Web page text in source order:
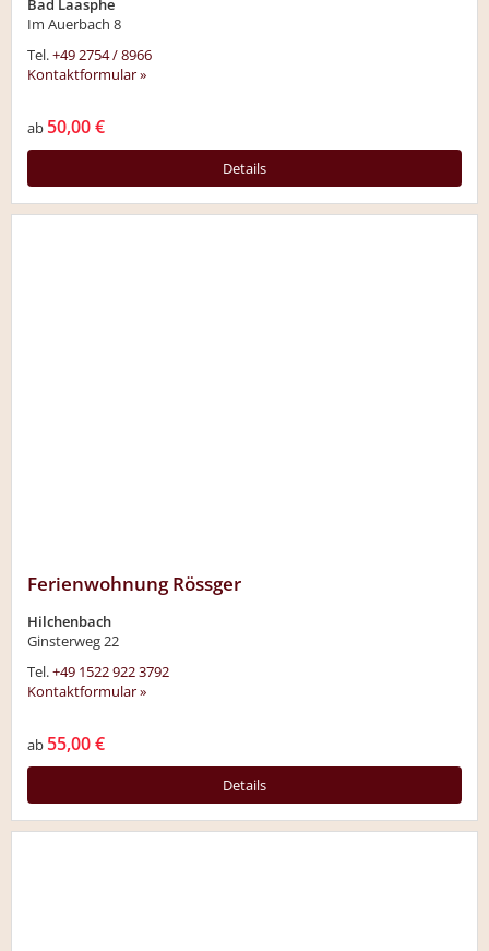
Bad Laasphe
Im Auerbach 8
Tel.+49 2754 / 8966
Kontaktformular »
ab 50,00 €
Details
Ferienwohnung Rössger
Hilchenbach
Ginsterweg 22
Tel.+49 1522 922 3792
Kontaktformular »
ab 55,00 €
Details